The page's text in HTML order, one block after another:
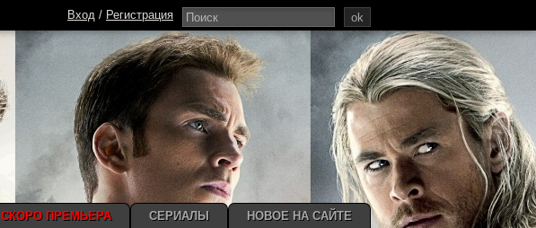
ok
Вход / Регистрация
СКОРО ПРЕМЬЕРА СЕРИАЛЫ НОВОЕ НА САЙТЕ